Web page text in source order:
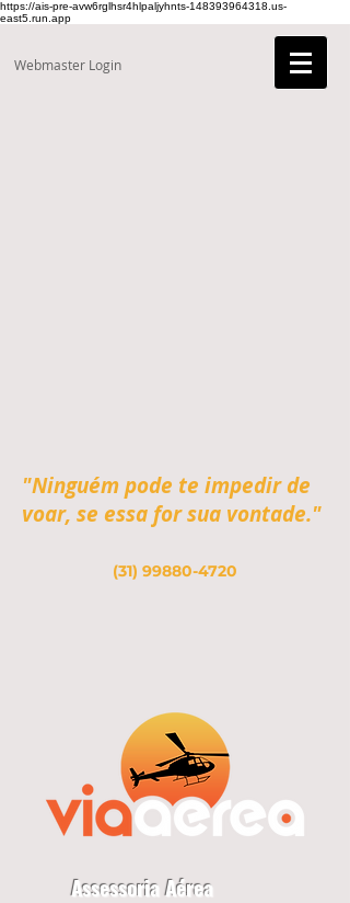
https://ais-pre-avw6rglhsr4hlpaljyhnts-148393964318.us-
east5.run.app
Webmaster Login
"Ninguém pode te impedir de
voar, se essa for sua vontade."
(31) 99880-4720
Assessoria Aérea